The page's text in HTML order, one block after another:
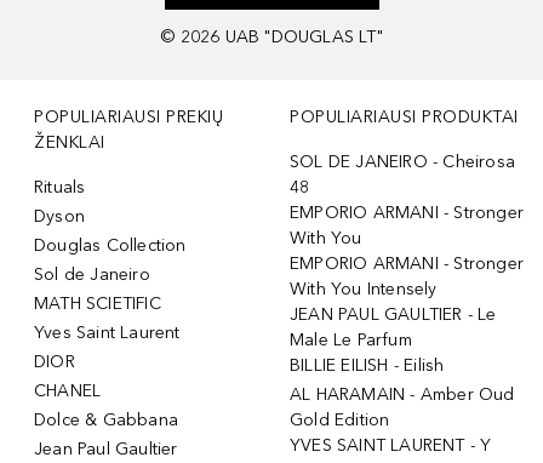
© 2026 UAB "DOUGLAS LT"
POPULIARIAUSI PREKIŲ
ŽENKLAI
Rituals
Dyson
Douglas Collection
Sol de Janeiro
MATH SCIETIFIC
Yves Saint Laurent
DIOR
CHANEL
Dolce & Gabbana
Jean Paul Gaultier
POPULIARIAUSI PRODUKTAI
SOL DE JANEIRO - Cheirosa
48
EMPORIO ARMANI - Stronger
With You
EMPORIO ARMANI - Stronger
With You Intensely
JEAN PAUL GAULTIER - Le
Male Le Parfum
BILLIE EILISH - Eilish
AL HARAMAIN - Amber Oud
Gold Edition
YVES SAINT LAURENT - Y